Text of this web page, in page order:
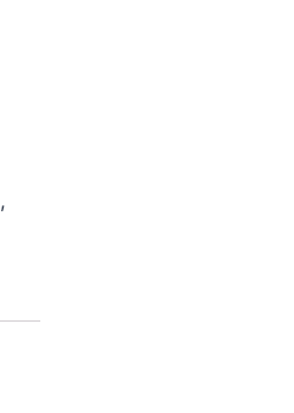
,